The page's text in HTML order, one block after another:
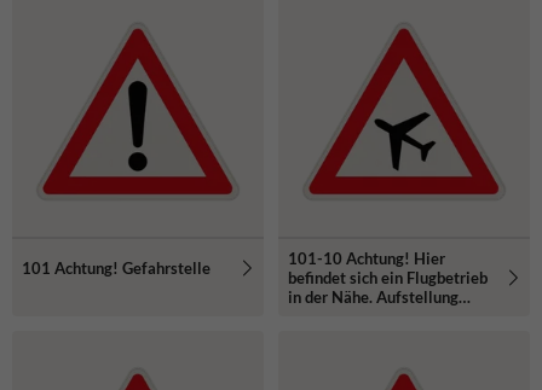
101 Achtung! Gefahrstelle
101-10 Achtung! Hier
befindet sich ein Flugbetrieb
in der Nähe. Aufstellung